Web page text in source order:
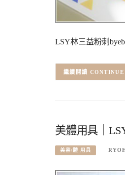
LSY林三益粉刺
美體用具｜
美容/體 用具